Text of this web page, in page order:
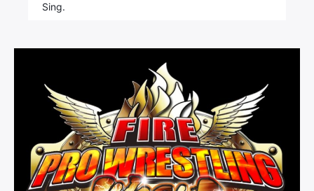
Sing.